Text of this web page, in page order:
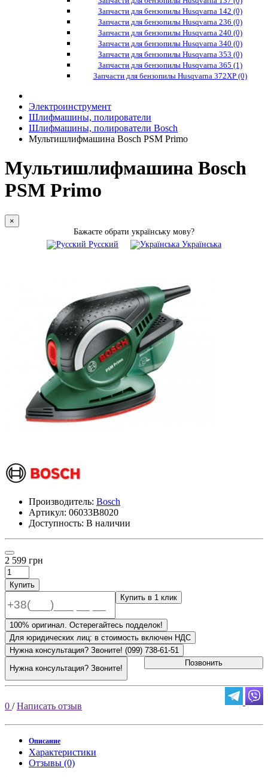
Запчасти для бензопилы Husqvarna 142 (0)
Запчасти для бензопилы Husqvarna 236 (0)
Запчасти для бензопилы Husqvarna 240 (0)
Запчасти для бензопилы Husqvarna 340 (0)
Запчасти для бензопилы Husqvarna 353 (0)
Запчасти для бензопилы Husqvarna 365 (1)
Запчасти для бензопилы Husqvarna 372XP (0)
Электроинструмент
Шлифмашины, полирователи
Шлифмашины, полирователи Bosch
Мультишлифмашина Bosch PSM Primo
Мультишлифмашина Bosch
PSM Primo
×
Бажаєте обрати українську мову?
Русский
Українська
Производитель: Bosch
Артикул: 06033B8020
Доступность: В наличии
2 599 грн
Купить
Купить в 1 клик
100% оригинал. Остерегайтесь подделок!
Для юридических лиц: в стоимость включен НДС
Нужна консультация? Звоните! (099) 738-61-51
Нужна консультация? Звоните!
Позвонить
0 /Написать отзыв
Описание
Характеристики
Отзывы (0)